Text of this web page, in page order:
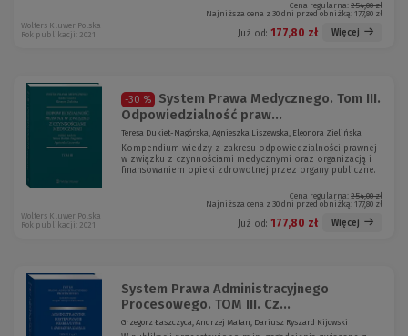
Cena regularna: 254,00 zł
Najniższa cena z 30 dni przed obniżką: 177,80 zł
Już od: 177,80 zł Więcej
Wolters Kluwer Polska
Rok publikacji: 2021
-30 %
System Prawa Medycznego. Tom III.
Odpowiedzialność praw...
Teresa Dukiet-Nagórska, Agnieszka Liszewska, Eleonora Zielińska
Kompendium wiedzy z zakresu odpowiedzialności prawnej
w związku z czynnościami medycznymi oraz organizacją i
finansowaniem opieki zdrowotnej przez organy publiczne.
Cena regularna: 254,00 zł
Najniższa cena z 30 dni przed obniżką: 177,80 zł
Już od: 177,80 zł Więcej
Wolters Kluwer Polska
Rok publikacji: 2021
System Prawa Administracyjnego
Procesowego. TOM III. Cz...
Grzegorz Łaszczyca, Andrzej Matan, Dariusz Ryszard Kijowski